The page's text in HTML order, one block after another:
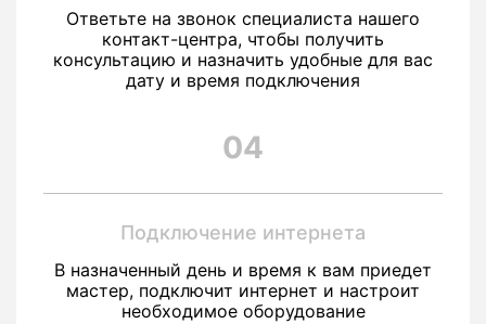
Ответьте на звонок специалиста нашего
контакт-центра, чтобы получить
консультацию и назначить удобные для вас
дату и время подключения
04
Подключение интернета
В назначенный день и время к вам приедет
мастер, подключит интернет и настроит
необходимое оборудование